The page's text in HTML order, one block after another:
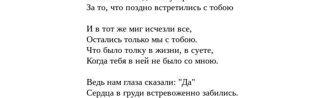
За то, что поздно встретились с тобою
И в тот же миг исчезли все,
Остались только мы с тобою.
Что было толку в жизни, в суете,
Когда тебя в ней не было со мною.
Ведь нам глаза сказали: "Да"
Сердца в груди встревоженно забились.